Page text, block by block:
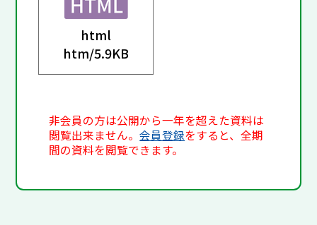
html
htm/5.9KB
非会員の方は公開から一年を超えた資料は
閲覧出来ません。会員登録をすると、全期
間の資料を閲覧できます。